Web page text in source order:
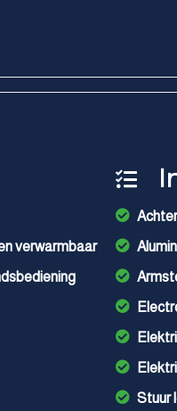
verwarmbaar
Stuur